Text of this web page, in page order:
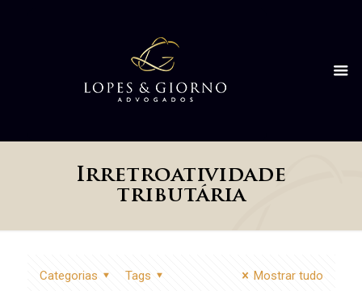
Irretroatividade
tributária
Categorias Tags Mostrar tudo